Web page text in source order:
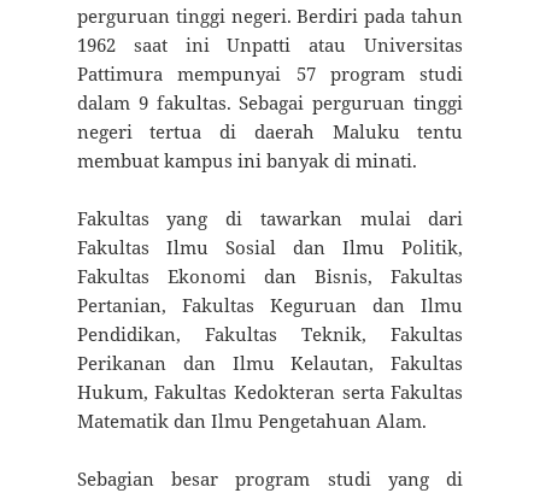
perguruan tinggi negeri. Berdiri pada tahun
1962 saat ini Unpatti atau Universitas
Pattimura mempunyai 57 program studi
dalam 9 fakultas. Sebagai perguruan tinggi
negeri tertua di daerah Maluku tentu
membuat kampus ini banyak di minati.
Fakultas yang di tawarkan mulai dari
Fakultas Ilmu Sosial dan Ilmu Politik,
Fakultas Ekonomi dan Bisnis, Fakultas
Pertanian, Fakultas Keguruan dan Ilmu
Pendidikan, Fakultas Teknik, Fakultas
Perikanan dan Ilmu Kelautan, Fakultas
Hukum, Fakultas Kedokteran serta Fakultas
Matematik dan Ilmu Pengetahuan Alam.
Sebagian besar program studi yang di